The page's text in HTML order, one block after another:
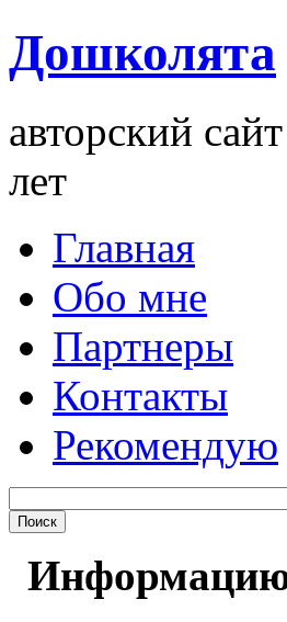
Дошколята
авторский
лет
Главная
Обо мне
Партнеры
Контакты
Рекомендую
Информацию